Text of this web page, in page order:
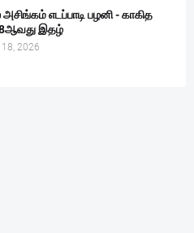
எடப்பாடி பழனி - காகித
இதழ்
18, 2026